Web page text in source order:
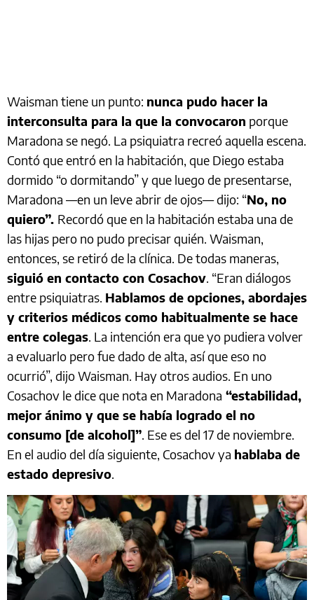
Waisman tiene un punto: nunca pudo hacer la
interconsulta para la que la convocaron porque
Maradona se negó. La psiquiatra recreó aquella escena.
Contó que entró en la habitación, que Diego estaba
dormido “o dormitando” y que luego de presentarse,
Maradona —en un leve abrir de ojos— dijo: “No, no
quiero”. Recordó que en la habitación estaba una de
las hijas pero no pudo precisar quién. Waisman,
entonces, se retiró de la clínica. De todas maneras,
siguió en contacto con Cosachov. “Eran diálogos
entre psiquiatras. Hablamos de opciones, abordajes
y criterios médicos como habitualmente se hace
entre colegas. La intención era que yo pudiera volver
a evaluarlo pero fue dado de alta, así que eso no
ocurrió”, dijo Waisman. Hay otros audios. En uno
Cosachov le dice que nota en Maradona “estabilidad,
mejor ánimo y que se había logrado el no
consumo [de alcohol]”. Ese es del 17 de noviembre.
En el audio del día siguiente, Cosachov ya hablaba de
estado depresivo.